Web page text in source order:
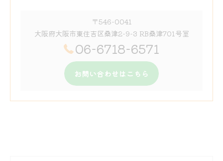
〒546-0041
大阪府大阪市東住吉区桑津2-9-3 RB桑津701号室
06-6718-6571
お問い合わせはこちら